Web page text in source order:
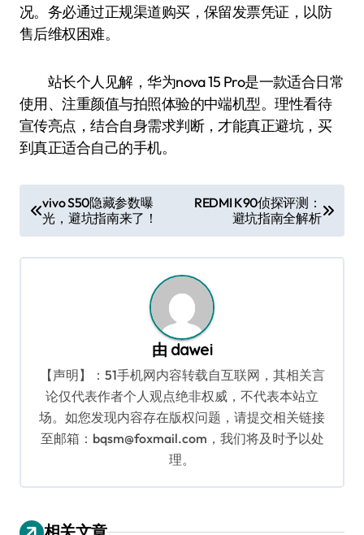
况。务必通过正规渠道购买，保留发票凭证，以防
售后维权困难。
站长个人见解，华为nova 15 Pro是一款适合日常
使用、注重颜值与拍照体验的中端机型。理性看待
宣传亮点，结合自身需求判断，才能真正避坑，买
到真正适合自己的手机。
章
导
vivo S50隐藏参数曝
光，避坑指南来了！
REDMI K90侦探评测：
避坑指南全解析
由 dawei
【声明】：51手机网内容转载自互联网，其相关言
论仅代表作者个人观点绝非权威，不代表本站立
场。如您发现内容存在版权问题，请提交相关链接
至邮箱：bqsm@foxmail.com，我们将及时予以处
理。